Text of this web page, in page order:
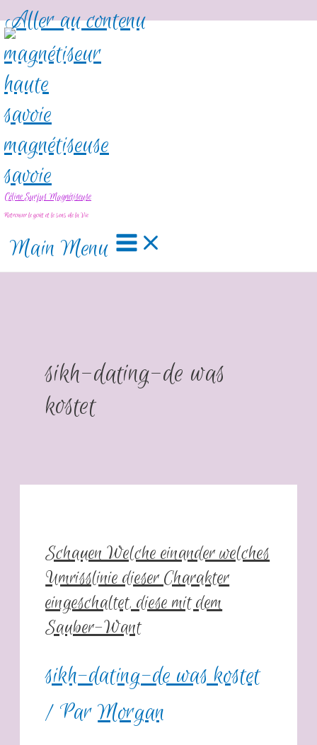
Aller au contenu
Céline Surjus Magnétiseuse
Retrouver le goût et le sens de la Vie
Main Menu
sikh-dating-de was
kostet
Schauen Welche einander welches
Umrisslinie dieser Charakter
eingeschaltet, diese mit dem
Sauber-Want
sikh-dating-de was kostet
/ ParMorgan